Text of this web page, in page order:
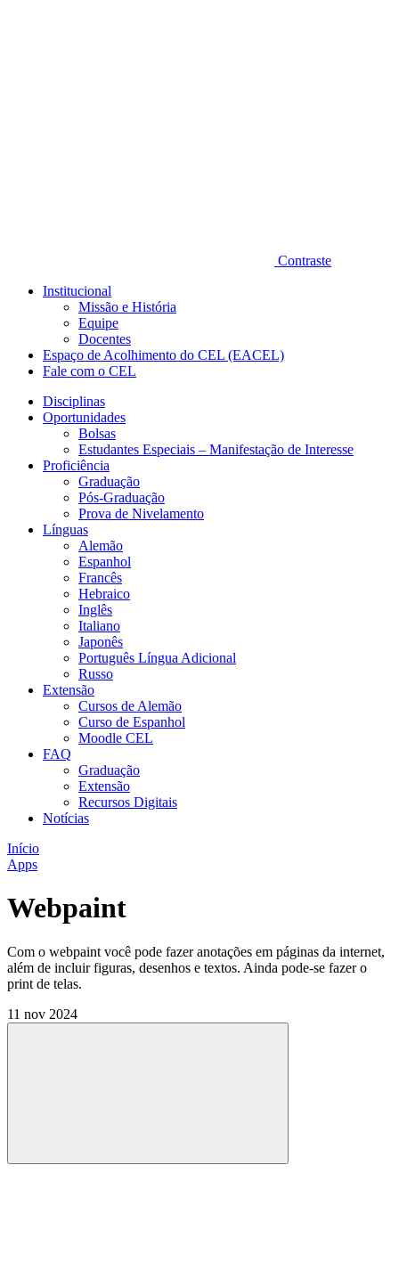
Contraste
Institucional
Missão e História
Equipe
Docentes
Espaço de Acolhimento do CEL (EACEL)
Fale com o CEL
Disciplinas
Oportunidades
Bolsas
Estudantes Especiais – Manifestação de Interesse
Proficiência
Graduação
Pós-Graduação
Prova de Nivelamento
Línguas
Alemão
Espanhol
Francês
Hebraico
Inglês
Italiano
Japonês
Português Língua Adicional
Russo
Extensão
Cursos de Alemão
Curso de Espanhol
Moodle CEL
FAQ
Graduação
Extensão
Recursos Digitais
Notícias
Início
Apps
Webpaint
Com o webpaint você pode fazer anotações em páginas da internet,
além de incluir figuras, desenhos e textos. Ainda pode-se fazer o
print de telas.
11 nov 2024
Compartilhar